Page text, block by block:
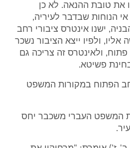
את טובת ההנאה. לא כן
אי הנוחות שבדבר לעיריה,
ישנו אינטרס ציבורי רחב
ולפיו ייצא הציבור נשכר
ולאינטרס זה צריכה גם
פשיטא.
הפתוח במקורות המשפט
המשפט העברי משכבר יחס